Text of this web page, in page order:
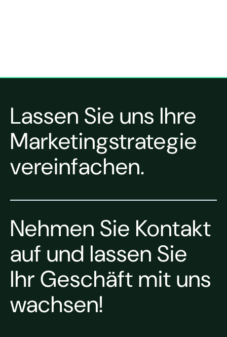
Lassen Sie uns Ihre
Marketingstrategie
vereinfachen.
Nehmen Sie Kontakt
auf und lassen Sie
Ihr Geschäft mit uns
wachsen!